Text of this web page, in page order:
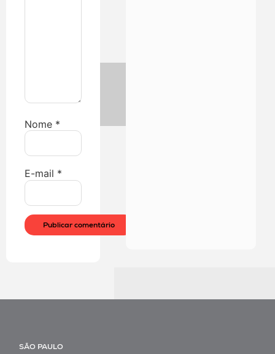
Nome *
E-mail *
SÃO PAULO